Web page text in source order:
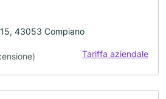
43053 Compiano
Tariffa aziendale